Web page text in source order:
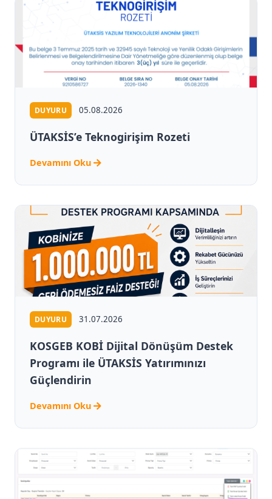
DUYURU 05.08.2026
ÜTAKSİS’e Teknogirişim Rozeti
Devamını Oku
DUYURU 31.07.2026
KOSGEB KOBİ Dijital Dönüşüm Destek
Programı ile ÜTAKSİS Yatırımınızı
Güçlendirin
Devamını Oku